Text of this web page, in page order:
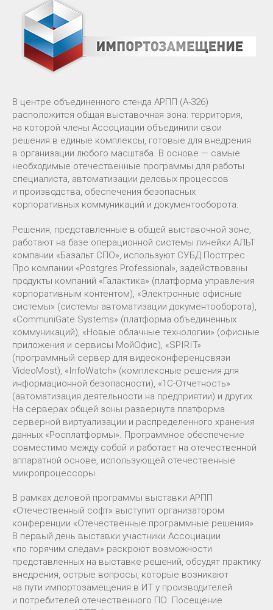
В центре объединенного стенда АРПП (А-326)
расположится общая выставочная зона: территория,
на которой члены Ассоциации объединили свои
решения в единые комплексы, готовые для внедрения
в организации любого масштаба. В основе — самые
необходимые отечественные программы для работы
специалиста, автоматизации деловых процессов
и производства, обеспечения безопасных
корпоративных коммуникаций и документооборота.
Решения, представленные в общей выставочной зоне,
работают на базе операционной системы линейки АЛЬТ
компании «Базальт СПО», используют СУБД Постгрес
Про компании «Postgres Professional», задействованы
продукты компаний «Галактика» (платформа управления
корпоративным контентом), «Электронные офисные
системы» (системы автоматизации документооборота),
«CommuniGate Systems» (платформа объединенных
коммуникаций), «Новые облачные технологии» (офисные
приложения и сервисы МойОфис), «SPIRIT»
(программный сервер для видеоконференцсвязи
VideoMost), «InfoWatch» (комплексные решения для
информационной безопасности), «1C-Отчетность»
(автоматизация деятельности на предприятии) и других.
На серверах общей зоны развернута платформа
серверной виртуализации и распределенного хранения
данных «Росплатформы». Программное обеспечение
совместимо между собой и работает на отечественной
аппаратной основе, использующей отечественные
микропроцессоры.
В рамках деловой программы выставки АРПП
«Отечественный софт» выступит организатором
конференции «Отечественные программные решения».
В первый день выставки участники Ассоциации
«по горячим следам» раскроют возможности
представленных на выставке решений, обсудят практику
внедрения, острые вопросы, которые возникают
на пути импортозамещения в ИТ у производителей
и потребителей отечественного ПО. Посещение